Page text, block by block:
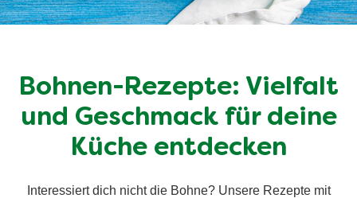
Bohnen-Rezepte: Vielfalt
und Geschmack für deine
Küche entdecken
Interessiert dich nicht die Bohne? Unsere Rezepte mit